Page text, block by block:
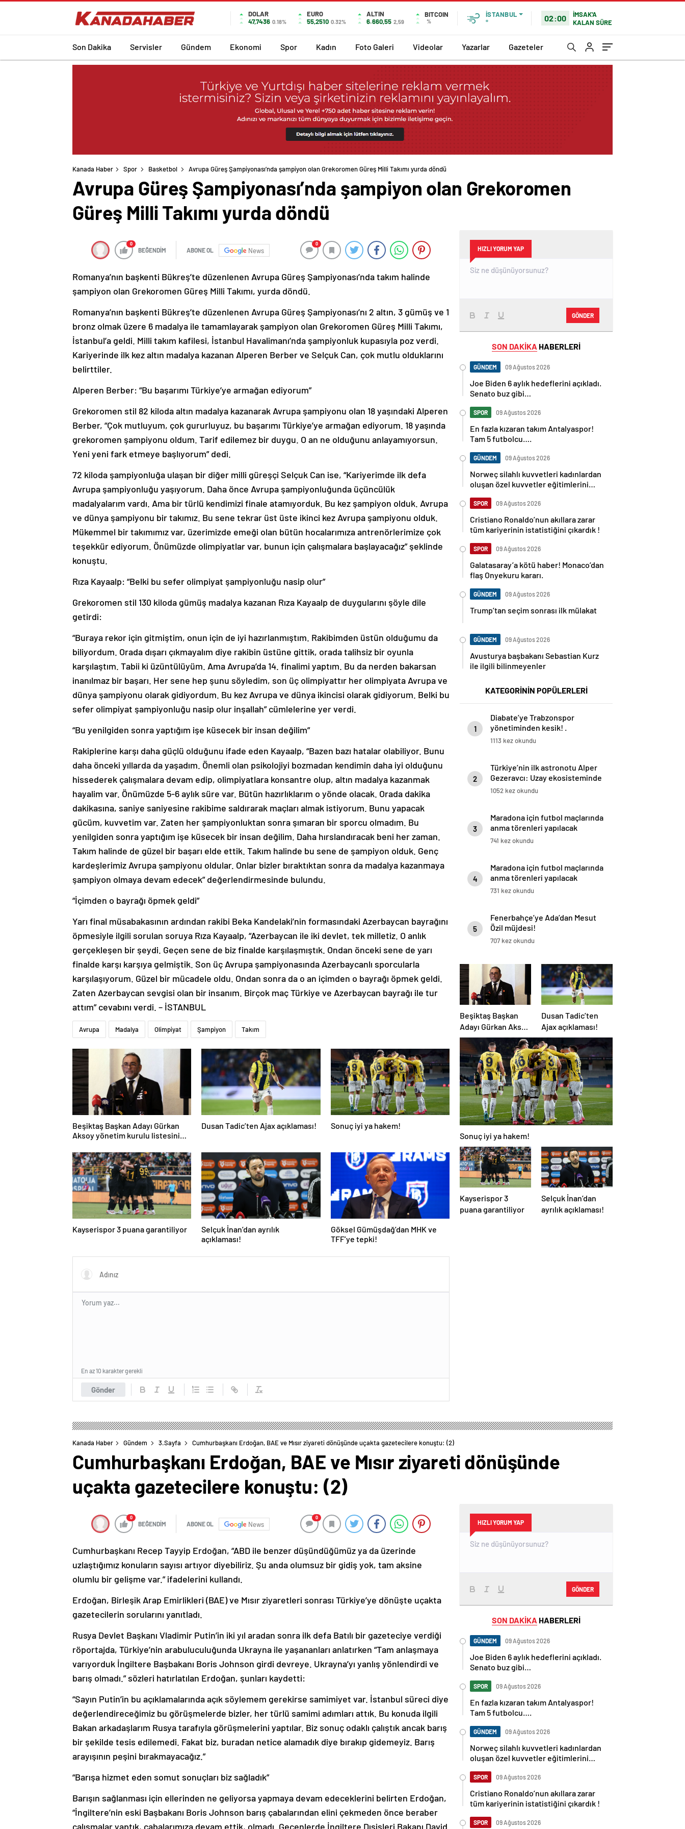
DOLAR
47,7436 0.18%
EURO
55,2510 0.32%
ALTIN
6.660,55 2,59
BITCOIN
%
İSTANBUL
°
02:00
İMSAK'A
KALAN SÜRE
Son Dakika Servisler Gündem Ekonomi Spor Kadın Foto Galeri Videolar Yazarlar Gazeteler
Kanada Haber Spor Basketbol Avrupa Güreş Şampiyonası’nda şampiyon olan Grekoromen Güreş Milli Takımı yurda döndü
Avrupa Güreş Şampiyonası’nda şampiyon olan Grekoromen
Güreş Milli Takımı yurda döndü
0
BEĞENDİM ABONE OL News
0
Romanya’nın başkenti Bükreş’te düzenlenen Avrupa Güreş Şampiyonası’nda takım halinde
şampiyon olan Grekoromen Güreş Milli Takımı, yurda döndü.
Romanya’nın başkenti Bükreş’te düzenlenen Avrupa Güreş Şampiyonası’nı 2 altın, 3 gümüş ve 1
bronz olmak üzere 6 madalya ile tamamlayarak şampiyon olan Grekoromen Güreş Milli Takımı,
İstanbul’a geldi. Milli takım kafilesi, İstanbul Havalimanı’nda şampiyonluk kupasıyla poz verdi.
Kariyerinde ilk kez altın madalya kazanan Alperen Berber ve Selçuk Can, çok mutlu olduklarını
belirttiler.
Alperen Berber: “Bu başarımı Türkiye’ye armağan ediyorum”
Grekoromen stil 82 kiloda altın madalya kazanarak Avrupa şampiyonu olan 18 yaşındaki Alperen
Berber, “Çok mutluyum, çok gururluyuz, bu başarımı Türkiye’ye armağan ediyorum. 18 yaşında
grekoromen şampiyonu oldum. Tarif edilemez bir duygu. O an ne olduğunu anlayamıyorsun.
Yeni yeni fark etmeye başlıyorum” dedi.
72 kiloda şampiyonluğa ulaşan bir diğer milli güreşçi Selçuk Can ise, “Kariyerimde ilk defa
Avrupa şampiyonluğu yaşıyorum. Daha önce Avrupa şampiyonluğunda üçüncülük
madalyalarım vardı. Ama bir türlü kendimizi finale atamıyorduk. Bu kez şampiyon olduk. Avrupa
ve dünya şampiyonu bir takımız. Bu sene tekrar üst üste ikinci kez Avrupa şampiyonu olduk.
Mükemmel bir takımımız var, üzerimizde emeği olan bütün hocalarımıza antrenörlerimize çok
teşekkür ediyorum. Önümüzde olimpiyatlar var, bunun için çalışmalara başlayacağız” şeklinde
konuştu.
Rıza Kayaalp: “Belki bu sefer olimpiyat şampiyonluğu nasip olur”
Grekoromen stil 130 kiloda gümüş madalya kazanan Rıza Kayaalp de duygularını şöyle dile
getirdi:
“Buraya rekor için gitmiştim, onun için de iyi hazırlanmıştım. Rakibimden üstün olduğumu da
biliyordum. Orada dışarı çıkmayalım diye rakibin üstüne gittik, orada talihsiz bir oyunla
karşılaştım. Tabii ki üzüntülüyüm. Ama Avrupa’da 14. finalimi yaptım. Bu da nerden bakarsan
inanılmaz bir başarı. Her sene hep şunu söyledim, son üç olimpiyattır her olimpiyata Avrupa ve
dünya şampiyonu olarak gidiyordum. Bu kez Avrupa ve dünya ikincisi olarak gidiyorum. Belki bu
sefer olimpiyat şampiyonluğu nasip olur inşallah” cümlelerine yer verdi.
“Bu yenilgiden sonra yaptığım işe küsecek bir insan değilim”
Rakiplerine karşı daha güçlü olduğunu ifade eden Kayaalp, “Bazen bazı hatalar olabiliyor. Bunu
daha önceki yıllarda da yaşadım. Önemli olan psikolojiyi bozmadan kendimin daha iyi olduğunu
hissederek çalışmalara devam edip, olimpiyatlara konsantre olup, altın madalya kazanmak
hayalim var. Önümüzde 5-6 aylık süre var. Bütün hazırlıklarım o yönde olacak. Orada dakika
dakikasına, saniye saniyesine rakibime saldırarak maçları almak istiyorum. Bunu yapacak
gücüm, kuvvetim var. Zaten her şampiyonluktan sonra şımaran bir sporcu olmadım. Bu
yenilgiden sonra yaptığım işe küsecek bir insan değilim. Daha hırslandıracak beni her zaman.
Takım halinde de güzel bir başarı elde ettik. Takım halinde bu sene de şampiyon olduk. Genç
kardeşlerimiz Avrupa şampiyonu oldular. Onlar bizler bıraktıktan sonra da madalya kazanmaya
şampiyon olmaya devam edecek” değerlendirmesinde bulundu.
“İçimden o bayrağı öpmek geldi”
Yarı final müsabakasının ardından rakibi Beka Kandelaki’nin formasındaki Azerbaycan bayrağını
öpmesiyle ilgili sorulan soruya Rıza Kayaalp, “Azerbaycan ile iki devlet, tek milletiz. O anlık
gerçekleşen bir şeydi. Geçen sene de biz finalde karşılaşmıştık. Ondan önceki sene de yarı
finalde karşı karşıya gelmiştik. Son üç Avrupa şampiyonasında Azerbaycanlı sporcularla
karşılaşıyorum. Güzel bir mücadele oldu. Ondan sonra da o an içimden o bayrağı öpmek geldi.
Zaten Azerbaycan sevgisi olan bir insanım. Birçok maç Türkiye ve Azerbaycan bayrağı ile tur
attım” cevabını verdi. – İSTANBUL
Avrupa Madalya Olimpiyat Şampiyon Takım
Beşiktaş Başkan Adayı Gürkan
Aksoy yönetim kurulu listesini
Dusan Tadic’ten Ajax açıklaması! Sonuç iyi ya hakem!
Kayserispor 3 puana garantiliyor
Selçuk İnan’dan ayrılık
açıklaması!
Göksel Gümüşdağ’dan MHK ve
TFF’ye tepki!
Gönder
En az 10 karakter gerekli
HIZLI YORUM YAP
GÖNDER
SON DAKİKA HABERLERİ
GÜNDEM 09 Ağustos 2026
Joe Biden 6 aylık hedeflerini açıkladı.
Senato buz gibi…
SPOR 09 Ağustos 2026
En fazla kızaran takım Antalyaspor!
Tam 5 futbolcu….
GÜNDEM 09 Ağustos 2026
Norweç silahlı kuvvetleri kadınlardan
oluşan özel kuvvetler eğitimlerini
SPOR 09 Ağustos 2026
Cristiano Ronaldo’nun akıllara zarar
tüm kariyerinin istatistiğini çıkardık !
SPOR 09 Ağustos 2026
Galatasaray’a kötü haber! Monaco’dan
flaş Onyekuru kararı.
GÜNDEM 09 Ağustos 2026
Trump’tan seçim sonrası ilk mülakat
GÜNDEM 09 Ağustos 2026
Avusturya başbakanı Sebastian Kurz
ile ilgili bilinmeyenler
KATEGORİNİN POPÜLERLERİ
1
Diabate’ye Trabzonspor
yönetiminden kesik! .
1113 kez okundu
2
Türkiye’nin ilk astronotu Alper
Gezeravcı: Uzay ekosisteminde
hızlı ilerliyoruz
1052 kez okundu
3
Maradona için futbol maçlarında
anma törenleri yapılacak
741 kez okundu
4
Maradona için futbol maçlarında
anma törenleri yapılacak
731 kez okundu
5
Fenerbahçe’ye Ada’dan Mesut
Özil müjdesi!
707 kez okundu
Beşiktaş Başkan
Adayı Gürkan Aksoy
yönetim kurulu
listesini tanıttı
Dusan Tadic’ten
Ajax açıklaması!
Sonuç iyi ya hakem!
Kayserispor 3
puana garantiliyor
Selçuk İnan’dan
ayrılık açıklaması!
Kanada Haber Gündem 3.Sayfa Cumhurbaşkanı Erdoğan, BAE ve Mısır ziyareti dönüşünde uçakta gazetecilere konuştu: (2)
Cumhurbaşkanı Erdoğan, BAE ve Mısır ziyareti dönüşünde
uçakta gazetecilere konuştu: (2)
0
BEĞENDİM ABONE OL News
0
Cumhurbaşkanı Recep Tayyip Erdoğan, “ABD ile benzer düşündüğümüz ya da üzerinde
uzlaştığımız konuların sayısı artıyor diyebiliriz. Şu anda olumsuz bir gidiş yok, tam aksine
olumlu bir gelişme var.” ifadelerini kullandı.
Erdoğan, Birleşik Arap Emirlikleri (BAE) ve Mısır ziyaretleri sonrası Türkiye’ye dönüşte uçakta
gazetecilerin sorularını yanıtladı.
Rusya Devlet Başkanı Vladimir Putin’in iki yıl aradan sonra ilk defa Batılı bir gazeteciye verdiği
röportajda, Türkiye’nin arabuluculuğunda Ukrayna ile yaşananları anlatırken “Tam anlaşmaya
varıyorduk İngiltere Başbakanı Boris Johnson girdi devreye. Ukrayna’yı yanlış yönlendirdi ve
barış olmadı.” sözleri hatırlatılan Erdoğan, şunları kaydetti:
“Sayın Putin’in bu açıklamalarında açık söylemem gerekirse samimiyet var. İstanbul süreci diye
değerlendireceğimiz bu görüşmelerde bizler, her türlü samimi adımları attık. Bu konuda ilgili
Bakan arkadaşlarım Rusya tarafıyla görüşmelerini yaptılar. Biz sonuç odaklı çalıştık ancak barış
bir şekilde tesis edilemedi. Fakat biz, buradan netice alamadık diye bırakıp gidemeyiz. Barış
arayışının peşini bırakmayacağız.”
“Barışa hizmet eden somut sonuçları biz sağladık”
Barışın sağlanması için ellerinden ne geliyorsa yapmaya devam edeceklerini belirten Erdoğan,
“İngiltere’nin eski Başbakanı Boris Johnson barış çabalarından elini çekmeden önce beraber
çalışmalar yaptık, çabalarımıza devam ettik, olmadı. Geçenlerde İngiltere Dışişleri Bakanı David
HIZLI YORUM YAP
GÖNDER
SON DAKİKA HABERLERİ
GÜNDEM 09 Ağustos 2026
Joe Biden 6 aylık hedeflerini açıkladı.
Senato buz gibi…
SPOR 09 Ağustos 2026
En fazla kızaran takım Antalyaspor!
Tam 5 futbolcu….
GÜNDEM 09 Ağustos 2026
Norweç silahlı kuvvetleri kadınlardan
oluşan özel kuvvetler eğitimlerini
SPOR 09 Ağustos 2026
Cristiano Ronaldo’nun akıllara zarar
tüm kariyerinin istatistiğini çıkardık !
SPOR 09 Ağustos 2026